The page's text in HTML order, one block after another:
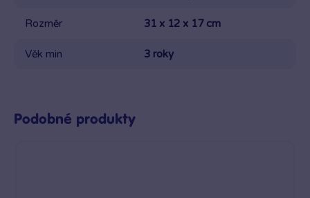
Rozměr 31 x 12 x 17 cm
Věk min 3 roky
Podobné produkty